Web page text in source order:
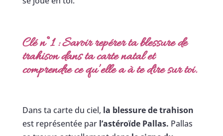
Clé n°1 : Savoir repérer ta blessure de
trahison dans ta carte natal et
comprendre ce qu’elle a à te dire sur toi.
Dans ta carte du ciel, la blessure de trahison
est représentée par l’astéroïde Pallas. Pallas